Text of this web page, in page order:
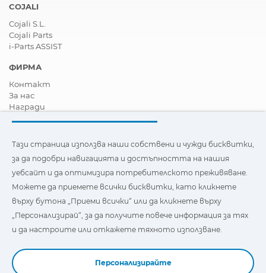
COJALI
Cojali S.L.
Cojali Parts
i-Parts ASSIST
ФИРМА
Контакт
За нас
Награди
Станете дистрибутор
Новини
Видеа
FAQ - Често задавани въпроси
Тази страница използва наши собствени и бисквитки на
трети страни, за да подобри навигацията и
достъпността на нашия уебсайт и да оптимизира
потребителското изживяване. Можете да кликнете
тях и да зададете или откажете използването им.
Тази страница използва наши собствени и чужди бисквитки,
за да подобри навигацията и достъпността на нашия
уебсайт и да оптимизира потребителското преживяване.
Можете да приемете всички бисквитки, като кликнете
върху бутона „Приеми всички“ или да кликнете върху
„Персонализирай“, за да получите повече информация за тях
и да настроите или откажете тяхното използване.
Персонализирайте